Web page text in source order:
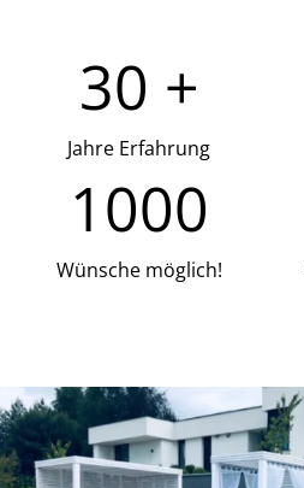
30 +
Jahre Erfahrung
1000
Wünsche möglich!